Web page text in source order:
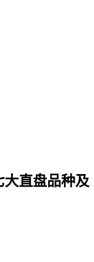
直盘品种及